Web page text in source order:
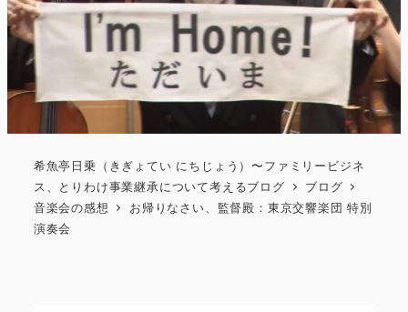
希魚亭日乗（きぎょてい にちじょう）〜ファミリービジネ
ス、とりわけ事業継承について考えるブログ
ブログ
音楽会の感想
お帰りなさい、監督殿：東京交響楽団 特別
演奏会